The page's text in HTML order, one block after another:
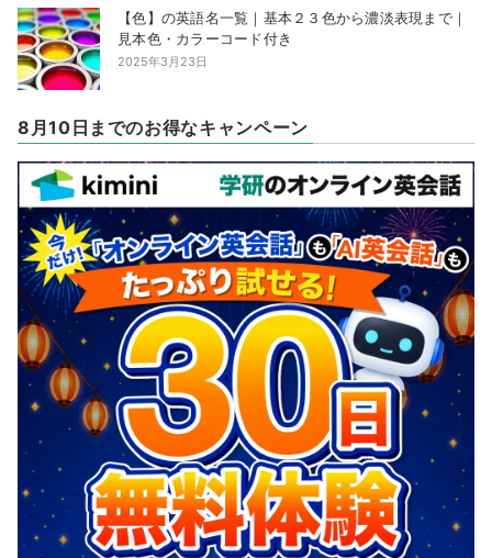
【色】の英語名一覧｜基本２３色から濃淡表現まで｜
見本色・カラーコード付き
2025年3月23日
8月10日までのお得なキャンペーン